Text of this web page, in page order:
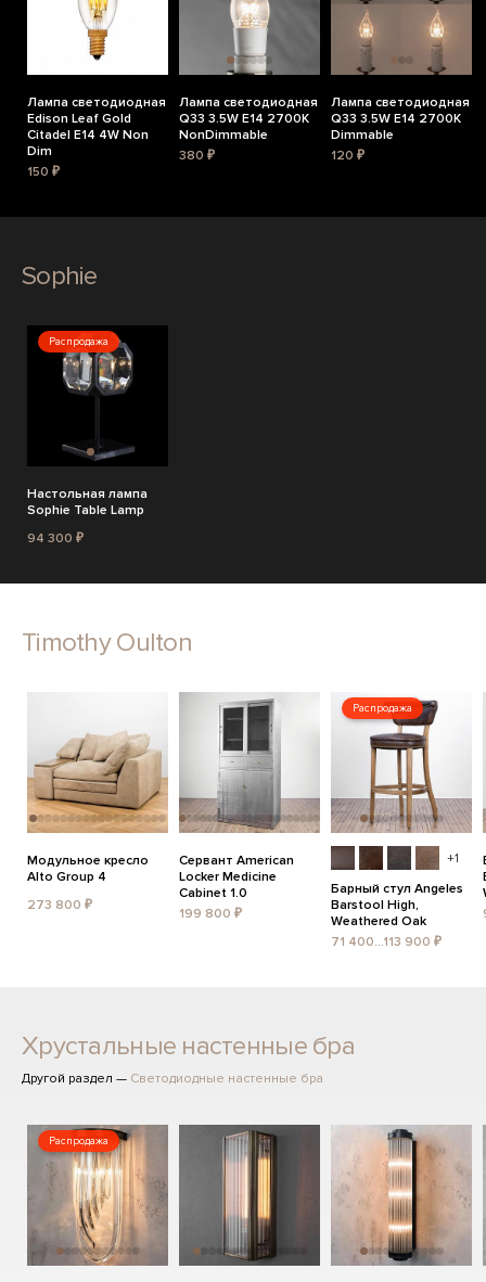
Лампа светодиодная
Edison Leaf Gold
Citadel E14 4W Non
Dim
150 ₽
Лампа светодиодная
Q33 3.5W E14 2700K
NonDimmable
380 ₽
Лампа светодиодная
Q33 3.5W E14 2700K
Dimmable
120 ₽
Sophie
Распродажа
Настольная лампа
Sophie Table Lamp
94 300 ₽
Timothy Oulton
Модульное кресло
Alto Group 4
273 800 ₽
Сервант American
Locker Medicine
Cabinet 1.0
199 800 ₽
Распродажа
+1
Барный стул Angeles
Barstool High,
Weathered Oak
71 400...113 900 ₽
Хрустальные настенные бра
Другой раздел — Светодиодные настенные бра
Распродажа